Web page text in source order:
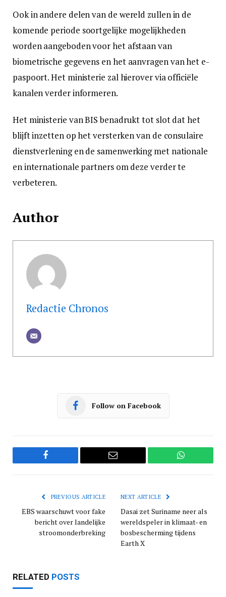
Ook in andere delen van de wereld zullen in de
komende periode soortgelijke mogelijkheden
worden aangeboden voor het afstaan van
biometrische gegevens en het aanvragen van het e-
paspoort. Het ministerie zal hierover via officiële
kanalen verder informeren.
Het ministerie van BIS benadrukt tot slot dat het
blijft inzetten op het versterken van de consulaire
dienstverlening en de samenwerking met nationale
en internationale partners om deze verder te
verbeteren.
Author
Redactie Chronos
Follow on Facebook
Facebook Email WhatsApp
PREVIOUS ARTICLE
EBS waarschuwt voor fake
bericht over landelijke
stroomonderbreking
NEXT ARTICLE
Dasai zet Suriname neer als
wereldspeler in klimaat- en
bosbescherming tijdens
Earth X
RELATED POSTS